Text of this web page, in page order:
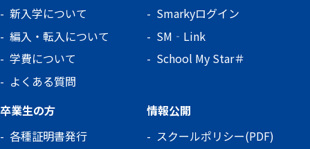
新入学について
編入・転入について
学費について
よくある質問
Smarkyログイン
SM‐Link
School My Star＃
卒業生の方
各種証明書発行
情報公開
スクールポリシー(PDF)